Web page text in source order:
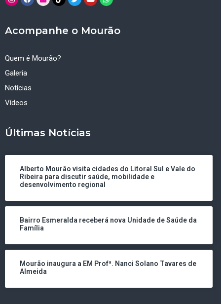
Acompanhe o Mourão
Quem é Mourão?
Galeria
Notícias
Vídeos
Últimas Notícias
Alberto Mourão visita cidades do Litoral Sul e Vale do
Ribeira para discutir saúde, mobilidade e
desenvolvimento regional
Bairro Esmeralda receberá nova Unidade de Saúde da
Família
Mourão inaugura a EM Profª. Nanci Solano Tavares de
Almeida